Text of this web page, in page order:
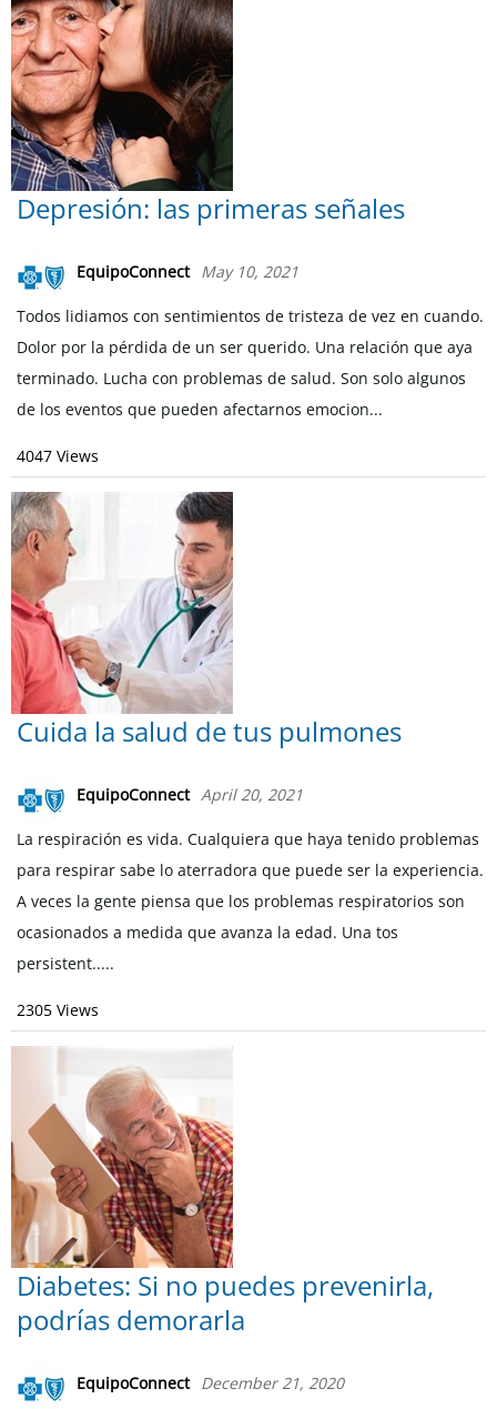
Depresión: las primeras señales
EquipoConnect May 10, 2021
Todos lidiamos con sentimientos de tristeza de vez en cuando.
Dolor por la pérdida de un ser querido. Una relación que aya
terminado. Lucha con problemas de salud. Son solo algunos
de los eventos que pueden afectarnos emocion...
4047 Views
Cuida la salud de tus pulmones
EquipoConnect April 20, 2021
La respiración es vida. Cualquiera que haya tenido problemas
para respirar sabe lo aterradora que puede ser la experiencia.
A veces la gente piensa que los problemas respiratorios son
ocasionados a medida que avanza la edad. Una tos
persistent.....
2305 Views
Diabetes: Si no puedes prevenirla,
podrías demorarla
EquipoConnect December 21, 2020